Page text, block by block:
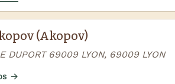
(Akopov)
DUPORT 69009 LYON, 69009 LYON
→